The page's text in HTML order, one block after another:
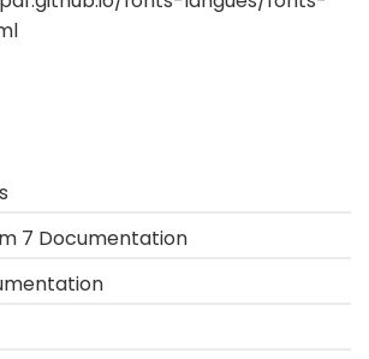
7 Documentation